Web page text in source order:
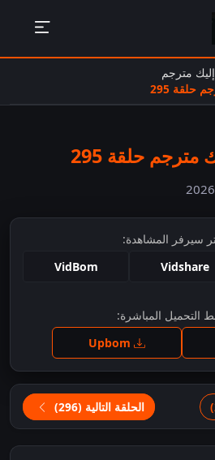
مترجم
295
حلقة 295
سيرفر المشاهدة:
Vidshare
VidBom
للمشاهدة
التحميل المباشرة:
الحلقة التالية (296)